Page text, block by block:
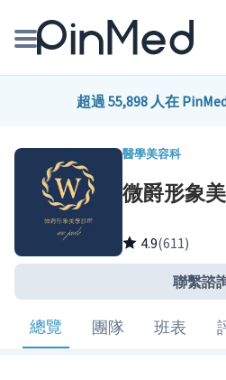
線上預約醫師、院所
醫師專欄專訪
健康主題館
我是醫療
超過 55,898 人在
醫學美容科
微爵形象
4.9(611)
聯繫諮
總覽 團隊 班表